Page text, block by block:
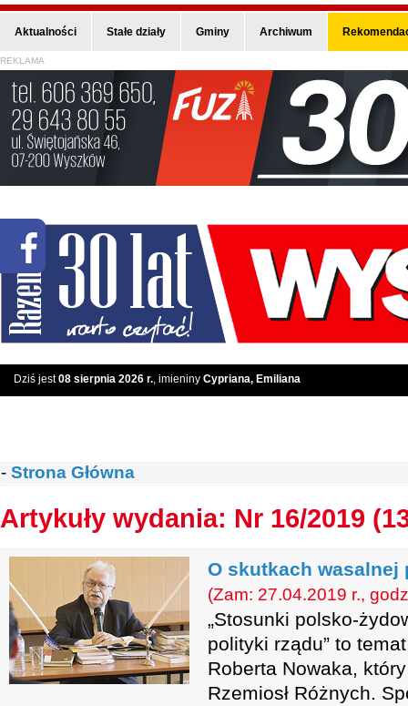
Aktualności Stałe działy Gminy Archiwum
REKLAMA
Dziś jest08 sierpnia 2026 r., imieniny Cypriana, Emiliana
- Strona Główna
Artykuły wydania: Nr 16/2019
O skutkach wasalnej
(Zam: 27.04.2019 r.,
„Stosunki polsko-
polityki rządu” to
Roberta Nowaka, który
Rzemiosł Różnych.